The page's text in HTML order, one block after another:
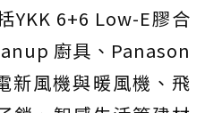
YKK 6+6 Low-E膠合
廚具、Panason
新風機與暖風機、飛